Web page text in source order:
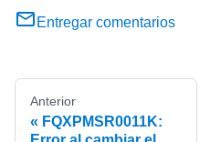
Entregar comentarios
Anterior
FQXPMSR0011K: